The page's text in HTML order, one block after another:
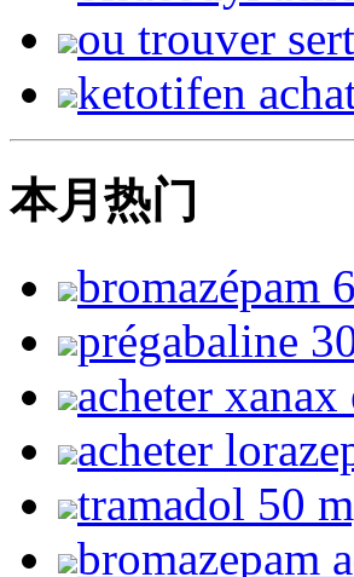
ou trouver
ketotifen
本月热门
bromazépam
prégabaline
acheter
acheter
tramadol 50
bromazepam